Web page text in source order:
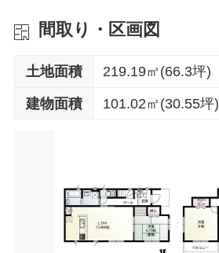
間取り・区画図
土地面積 219.19㎡(66.3坪)
建物面積 101.02㎡(30.55坪)